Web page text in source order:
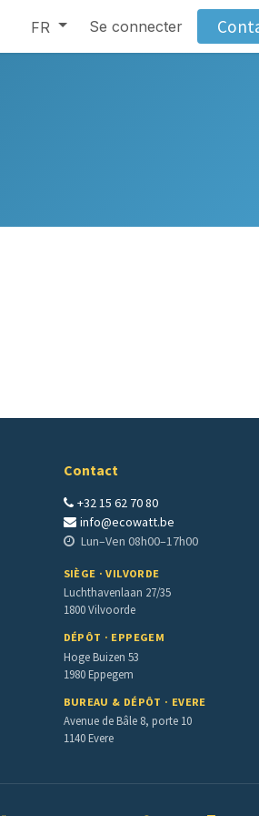
FR Se connecter
Contact
+32 15 62 70 80
info@ecowatt.be
Lun–Ven 08h00–17h00
SIÈGE · VILVORDE
Luchthavenlaan 27/35
1800 Vilvoorde
DÉPÔT · EPPEGEM
Hoge Buizen 53
1980 Eppegem
BUREAU & DÉPÔT · EVERE
Avenue de Bâle 8, porte 10
1140 Evere